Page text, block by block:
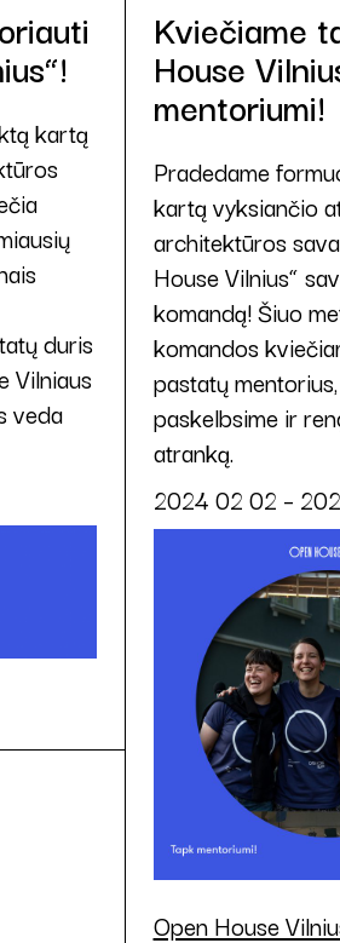
kartą
duris
Vilniaus
veda
Kviečiame
House
mentoriumi!
Pradedame
kartą vyksiančio
architektūros
House Vilnius“
komandą! Šiuo
komandos
pastatų
paskelbsime ir
atranką.
2024 02 02 –
Open House